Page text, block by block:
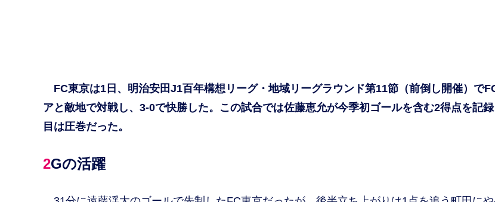
FC東京は1日、明治安田J1百年構想リーグ・地域リーグラウンド第11節（前倒し開催）で
アと敵地で対戦し、3-0で快勝した。この試合では佐藤恵允が今季初ゴールを含む2得点を記
目は圧巻だった。
2Gの活躍